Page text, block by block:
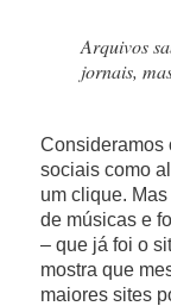
Arquivos
jornais,
Consideramos
sociais como
um clique.
de músicas e
– que já foi o
mostra que
maiores sites